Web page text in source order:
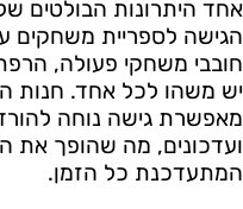
אחד היתרונות הבולטים
הגישה לספריית משחקים
חובבי משחקי פעולה,
יש משהו לכל אחד. חנות
מאפשרת גישה נוחה
ועדכונים, מה שהופך את
המתעדכנת כל הזמן.